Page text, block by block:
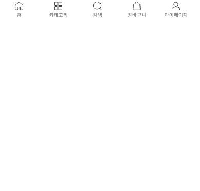
홈 카테고리 검색 장바구니 마이페이지
개인정보처리방침 이용약관